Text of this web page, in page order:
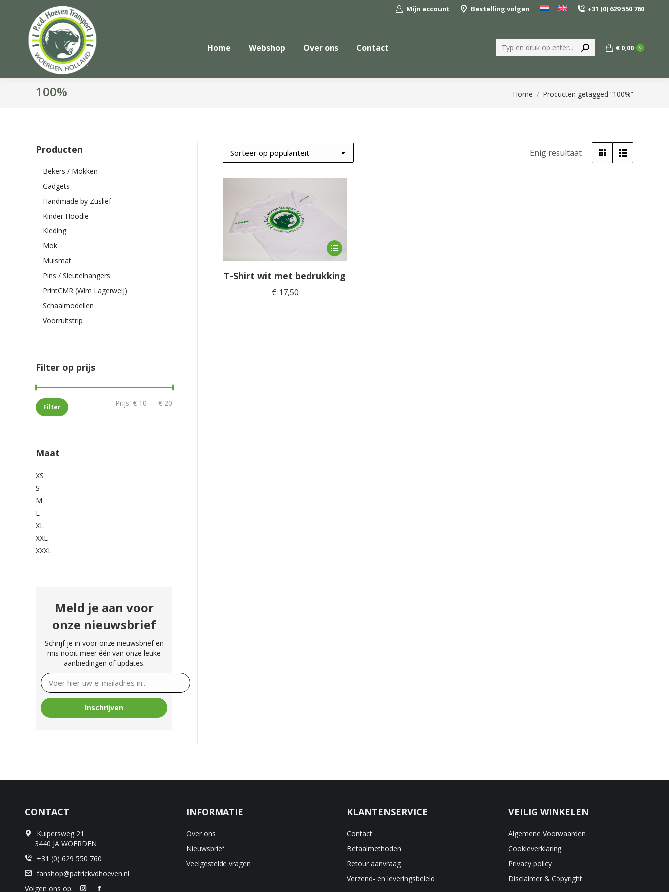
Mijn account Bestelling volgen +31 (0) 629 550 760
Home Webshop Over ons Contact Zoeken: € 0,00 0
100% Je bent hier:
Home Producten getagged “100%”
Enig resultaat
Dit
product
heeft
meerdere
T-Shirt wit met bedrukking
€ 17,50
Producten
Bekers / Mokken
Gadgets
Handmade by Zuslief
Kinder Hoodie
Kleding
Mok
Muismat
Pins / Sleutelhangers
PrintCMR (Wim Lagerweij)
Schaalmodellen
Voorruitstrip
Filter op prijs
Filter Prijs: € 10 — € 20
Maat
XS
S
M
L
XL
XXL
XXXL
Meld je aan voor
onze nieuwsbrief
Schrijf je in voor onze nieuwsbrief en
mis nooit meer één van onze leuke
aanbiedingen of updates.
CONTACT
Kuipersweg 21
3440 JA WOERDEN
+31 (0) 629 550 760
fanshop@patrickvdhoeven.nl
Volgen ons op:
INFORMATIE
Over ons
Nieuwsbrief
Veelgestelde vragen
KLANTENSERVICE
Contact
Betaalmethoden
Retour aanvraag
Verzend- en leveringsbeleid
VEILIG WINKELEN
Algemene Voorwaarden
Cookieverklaring
Privacy policy
Disclaimer & Copyright